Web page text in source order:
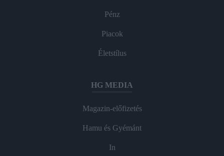
Pénz
Piacok
Életstílus
HG MEDIA
Magazin-előfizetés
Hamu és Gyémánt
In